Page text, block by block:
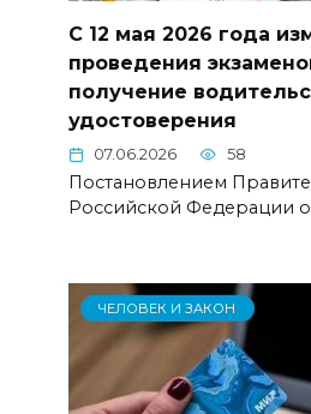
С 12 мая 2026 года
проведения
получение
удостоверения
07.06.2026 58
Постановлением
Российской Федерации
ЧЕЛОВЕК И ЗАКОН